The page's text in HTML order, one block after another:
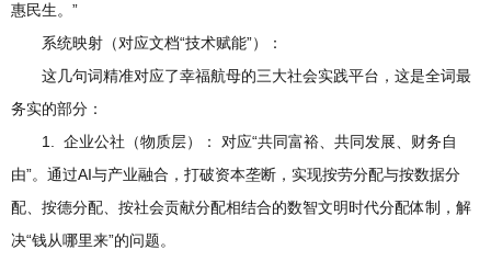
惠民生。”
系统映射（对应文档“技术赋能”）：
这几句词精准对应了幸福航母的三大社会实践平台，这是全词最
务实的部分：
1. 企业公社（物质层）： 对应“共同富裕、共同发展、财务自
由”。通过AI与产业融合，打破资本垄断，实现按劳分配与按数据分
配、按德分配、按社会贡献分配相结合的数智文明时代分配体制，解
决“钱从哪里来”的问题。